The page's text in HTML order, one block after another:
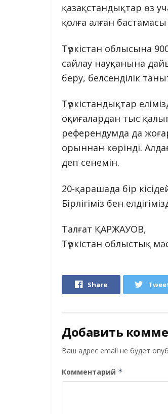
қазақстандықтар өз
қолға алған
Түркістан облысына
сайлау науқанына
беру, белсенділік
Түркістандықтар
оқиғалардан тыс
референдумда да
орыннан көрінді.
деп сенемін.
20-қарашада бір
Бірлігіміз бен
Талғат ҚАРЖАУОВ,
Түркістан облыстық
Share
Добавить
Ваш адрес email не будет
Комментарий *